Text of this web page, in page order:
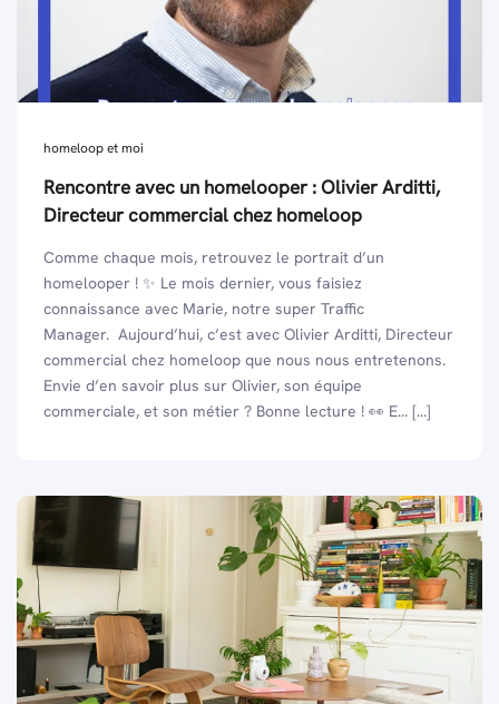
homeloop et moi
Rencontre avec un homelooper : Olivier Arditti,
Directeur commercial chez homeloop
Comme chaque mois, retrouvez le portrait d’un
homelooper ! ✨ Le mois dernier, vous faisiez
connaissance avec Marie, notre super Traffic
Manager. Aujourd’hui, c’est avec Olivier Arditti, Directeur
commercial chez homeloop que nous nous entretenons.
Envie d’en savoir plus sur Olivier, son équipe
commerciale, et son métier ? Bonne lecture ! 👀 E... [...]